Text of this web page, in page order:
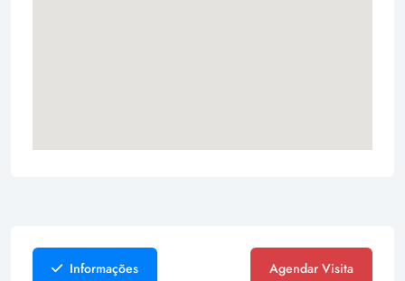
Informações Agendar Visita